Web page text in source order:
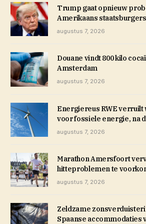
Trump gaat opnieuw
Amerikaans
augustus 7, 2026
Douane vindt 800 kilo
Amsterdam
augustus 7, 2026
Energiereus RWE
voor fossiele energie, na
augustus 7, 2026
Marathon Amersfoort
hitteproblemen te
augustus 7, 2026
Zeldzame
Spaanse accommodaties